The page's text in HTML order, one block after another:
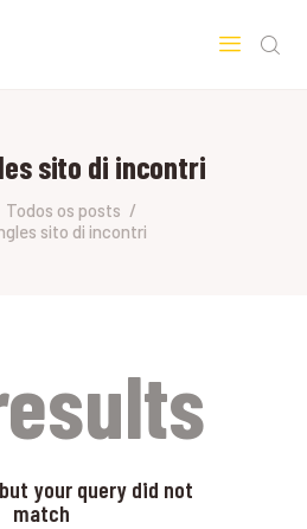
sito di incontri
Todos os posts
sito di incontri
your query did not
match